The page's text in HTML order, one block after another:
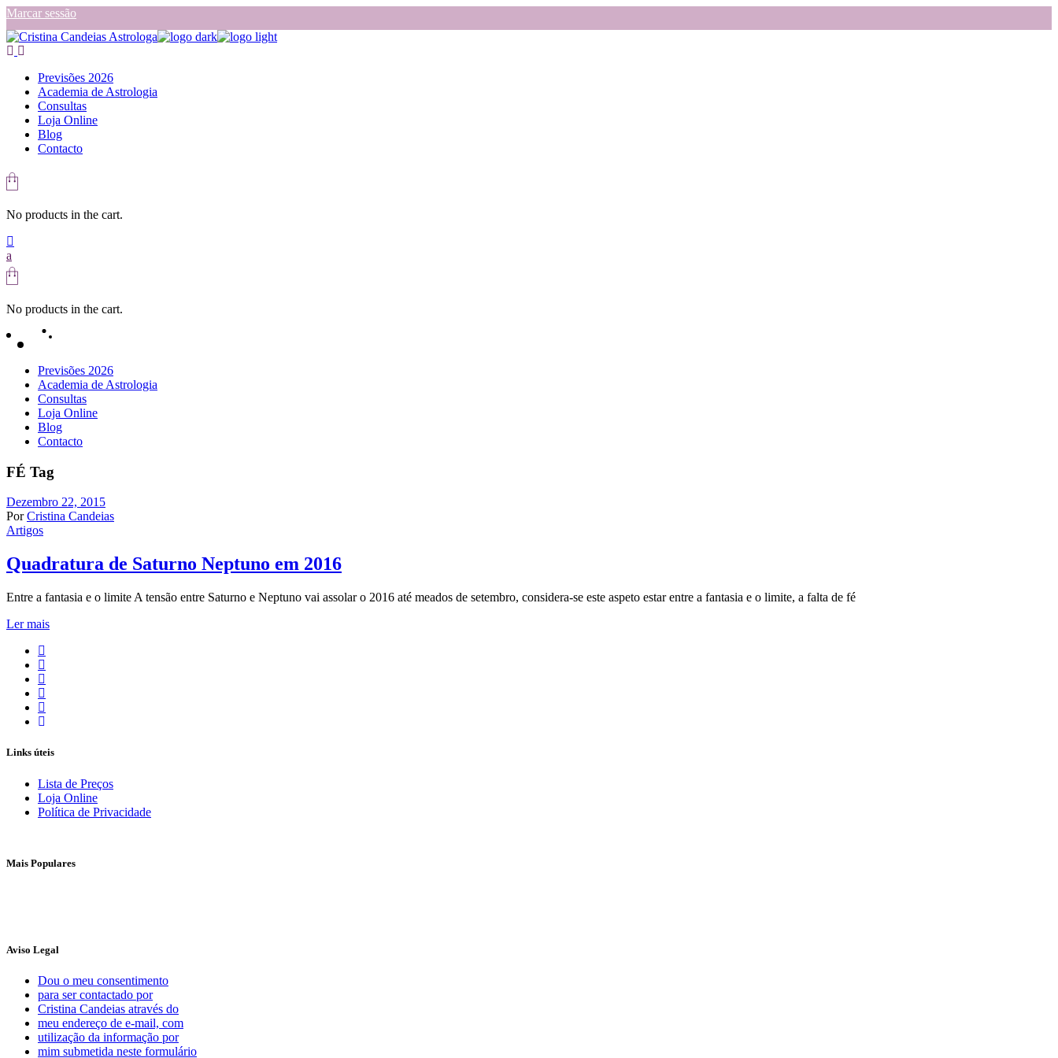
Skip
the
content
Marcar sessão
Previsões 2026
Academia de Astrologia
Consultas
Loja Online
Blog
Contacto
No products in the cart.
No products in the cart.
Previsões 2026
Academia de Astrologia
Consultas
Loja Online
Blog
Contacto
FÉ Tag
Dezembro 22, 2015
Por Cristina Candeias
Artigos
Quadratura de Saturno Neptuno em 2016
Entre a fantasia e o limite A tensão entre Saturno e Neptuno vai assolar o 2016 até meados de setembro, considera-se este aspeto estar entre a fantasia e o limite, a falta de fé
Ler mais
Links úteis
Lista de Preços
Loja Online
Política de Privacidade
Mais Populares
Aviso Legal
Dou o meu consentimento
para ser contactado por
Cristina Candeias através do
meu endereço de e-mail, com
utilização da informação por
mim submetida neste formulário